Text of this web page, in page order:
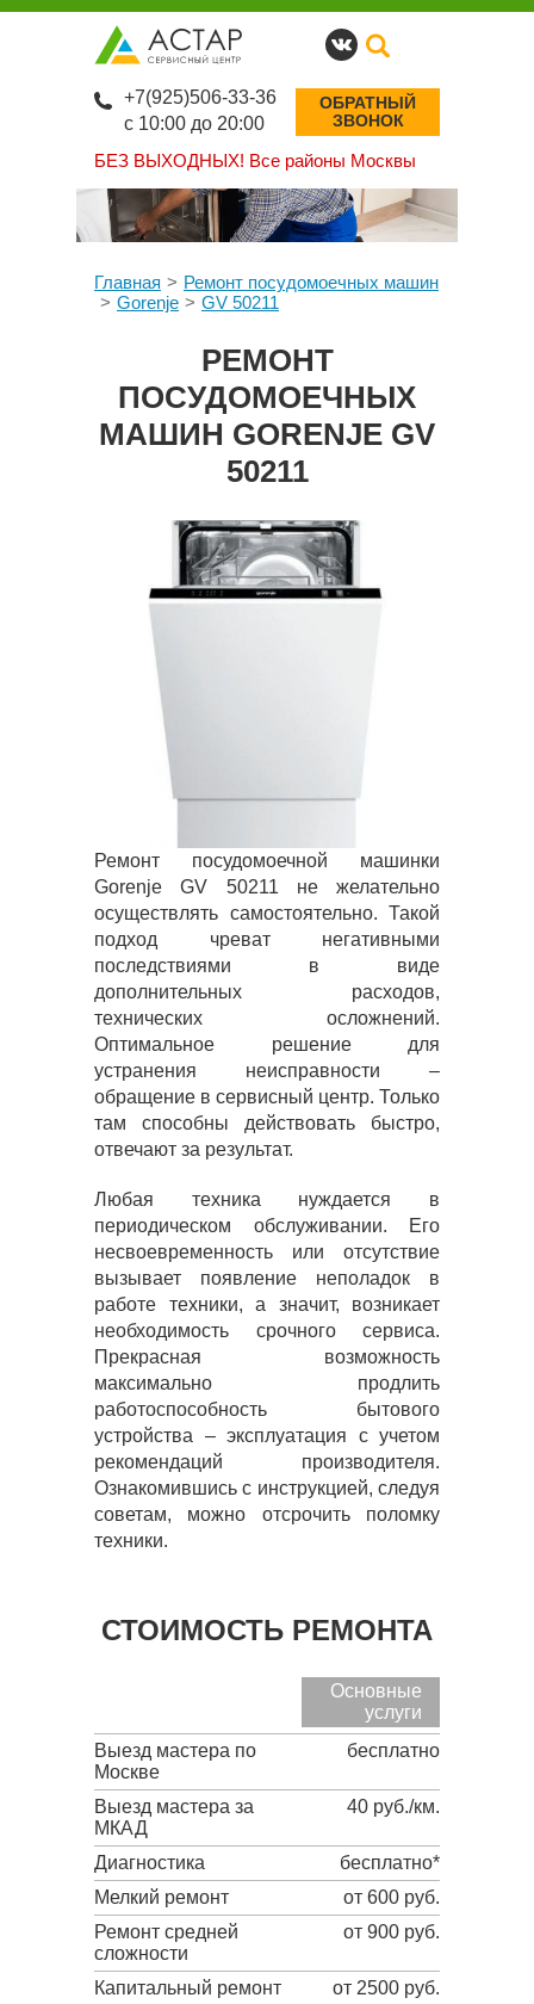
БЕЗ ВЫХОДНЫХ! Все районы Москвы
+7(925)506-33-36
с 10:00 до 20:00
ОБРАТНЫЙ
ЗВОНОК
Главная
Ремонт посудомоечных машин
Gorenje
GV 50211
РЕМОНТ
ПОСУДОМОЕЧНЫХ
МАШИН GORENJE GV
50211
Ремонт посудомоечной машинки
Gorenje GV 50211 не желательно
осуществлять самостоятельно. Такой
подход чреват негативными
последствиями в виде
дополнительных расходов,
технических осложнений.
Оптимальное решение для
устранения неисправности –
обращение в сервисный центр. Только
там способны действовать быстро,
отвечают за результат.
Любая техника нуждается в
периодическом обслуживании. Его
несвоевременность или отсутствие
вызывает появление неполадок в
работе техники, а значит, возникает
необходимость срочного сервиса.
Прекрасная возможность
максимально продлить
работоспособность бытового
устройства – эксплуатация с учетом
рекомендаций производителя.
Ознакомившись с инструкцией, следуя
советам, можно отсрочить поломку
техники.
СТОИМОСТЬ РЕМОНТА
Основные
услуги
Выезд мастера по
Москве
бесплатно
Выезд мастера за
МКАД
40 руб./км.
Диагностика
бесплатно*
Мелкий ремонт
от 600 руб.
Ремонт средней
сложности
от 900 руб.
Капитальный ремонт
от 2500 руб.